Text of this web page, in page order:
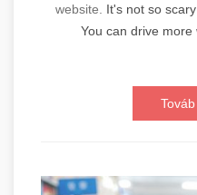
website.
It's not so
You can drive more